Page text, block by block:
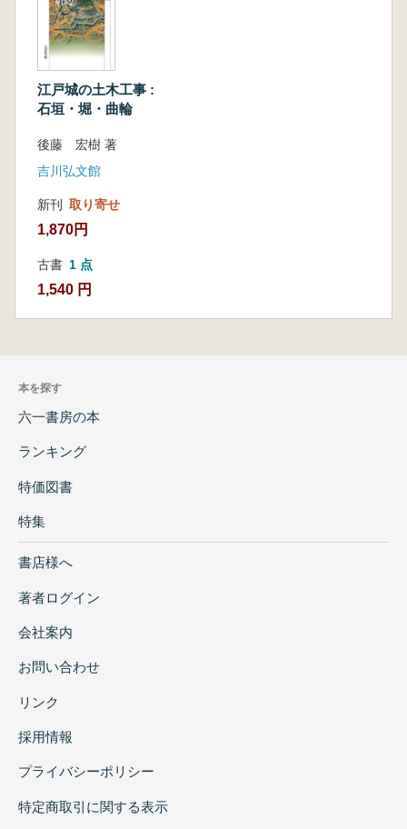
江戸城の土木工事 :
石垣・堀・曲輪
後藤 宏樹 著
吉川弘文館
新刊 取り寄せ
1,870円
古書 1 点
1,540 円
本を探す
六一書房の本
ランキング
特価図書
特集
書店様へ
著者ログイン
会社案内
お問い合わせ
リンク
採用情報
プライバシーポリシー
特定商取引に関する表示